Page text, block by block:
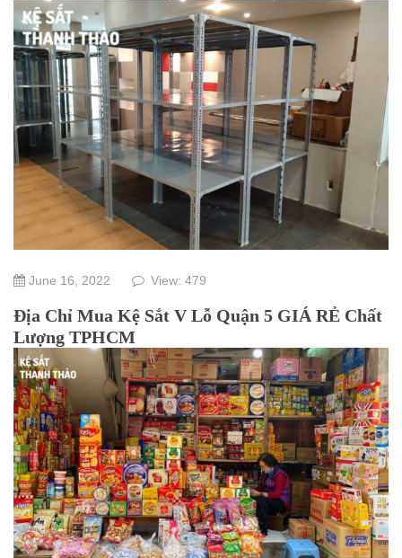
June 16, 2022 View: 479
Địa Chỉ Mua Kệ Sắt V Lỗ Quận 5 GIÁ RẺ Chất
Lượng TPHCM